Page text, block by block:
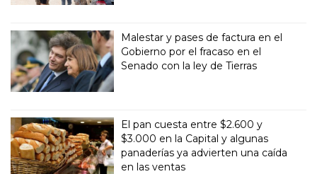
Malestar y pases de factura en el
Gobierno por el fracaso en el
Senado con la ley de Tierras
El pan cuesta entre $2.600 y
$3.000 en la Capital y algunas
panaderías ya advierten una caída
en las ventas